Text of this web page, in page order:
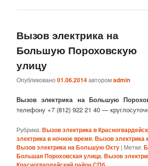
Вызов электрика на
Большую Пороховскую
улицу
Опубликовано01.06.2014авторомadmin
Вызов электрика на Большую
телефону +7 (812) 922 21 40 —
Рубрика:Вызов электрика в
электрика в ночное время,Вызов электрика
Вызов электрика на Большую Охту | Метки:
Большая Пороховская улица,Вызов